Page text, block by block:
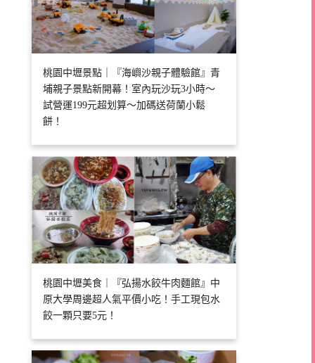
桃園中壢景點｜『海嶼沙親子體驗館』青
埔親子景點新開幕！室內玩沙玩3小時～
試營運199元超划算～加碼送荷蘭小鬆
餅！
桃園中壢美食｜『弘揚水餃牛肉麵館』中
原大學周邊超人氣平價小吃！手工現包水
餃一顆只要5元！